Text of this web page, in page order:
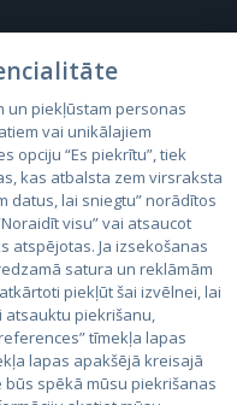
un piekļūstam personas
vai unikālajiem
opciju “Es piekrītu”, tiek
kas atbalsta zem virsraksta
datus, lai sniegtu” norādītos
visu” vai atsaucot
atspējotas. Ja izsekošanas
satura un reklāmām
piekļūt šai izvēlnei, lai
atsauktu piekrišanu,
tīmekļa lapas
lapas apakšējā kreisajā
būs spēkā mūsu piekrišanas